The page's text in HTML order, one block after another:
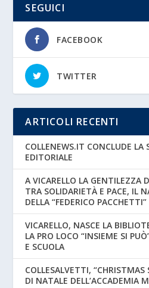
SEGUICI
FACEBOOK
TWITTER
ARTICOLI RECENTI
COLLENEWS.IT CONCLUDE LA
EDITORIALE
A VICARELLO LA GENTILEZZA
TRA SOLIDARIETÀ E PACE, IL
DELLA “FEDERICO PACCHETTI”
VICARELLO, NASCE LA
LA PRO LOCO “INSIEME SI
E SCUOLA
COLLESALVETTI, “CHRISTMAS
DI NATALE DELL’ACCADEMIA